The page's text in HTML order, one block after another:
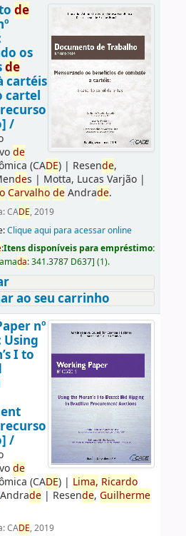
de
os
de
cartéis
cartel
/
de
(CADE)| Resende,
des | Motta, Lucas Varjão|
Carvalho deAndrade.
CADE, 2019
Clique aqui para acessar online
:Itens disponíveis para empréstimo:
da:341.3787 D637] (1).
ao seu carrinho
nº
Using
I to
/
de
(CADE)| Lima, Ricardo
de| Resende, Guilherme
CADE, 2019